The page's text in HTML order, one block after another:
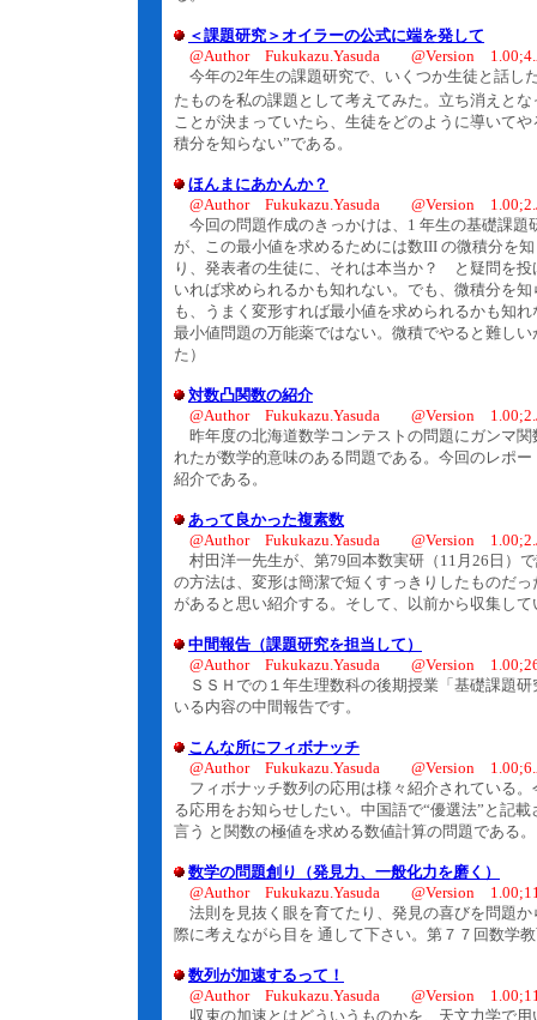
＜課題研究＞オイラーの公式に端を発して
@Author Fukukazu.Yasuda @Version
今年の2年生の課題研究で、いくつか生徒と話し
たものを私の課題として考えてみた。立ち消えとな
ことが決まっていたら、生徒をどのように導いて
積分を知らない”である。
ほんまにあかんか？
@Author Fukukazu.Yasuda @Version
今回の問題作成のきっかけは、1 年生の基礎課題
が、この最小値を求めるためには数III の微積分を
り、発表者の生徒に、それは本当か？ と疑問を
いれば求められるかも知れない。でも、微積分を
も、うまく変形すれば最小値を求められるかも知
最小値問題の万能薬ではない。微積でやると難し
た）
対数凸関数の紹介
@Author Fukukazu.Yasuda @Version
昨年度の北海道数学コンテストの問題にガンマ
れたが数学的意味のある問題である。今回のレポ
紹介である。
あって良かった複素数
@Author Fukukazu.Yasuda @Version
村田洋一先生が、第79回本数実研（11月26日）
の方法は、変形は簡潔で短くすっきりしたものだ
があると思い紹介する。そして、以前から収集し
中間報告（課題研究を担当して）
@Author Fukukazu.Yasuda @Version
ＳＳＨでの１年生理数科の後期授業「基礎課題
いる内容の中間報告です。
こんな所にフィボナッチ
@Author Fukukazu.Yasuda @Version
フィボナッチ数列の応用は様々紹介されている
る応用をお知らせしたい。中国語で“優選法”と記
言う と関数の極値を求める数値計算の問題である。
数学の問題創り（発見力、一般化力を磨く）
@Author Fukukazu.Yasuda @Version
法則を見抜く眼を育てたり、発見の喜びを問題
際に考えながら目を 通して下さい。第７７回数学
数列が加速するって！
@Author Fukukazu.Yasuda @Version
収束の加速とはどういうものかを、天文力学で